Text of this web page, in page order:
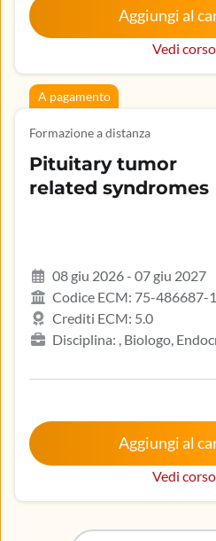
Aggiungi al
Vedi corso
A pagamento
Formazione a distanza
Pituitary tumor
related syndromes
08 giu 2026 - 07 giu 2027
Codice ECM: 75-486687-1
Crediti ECM: 5.0
Disciplina: , Biologo,
ostetricia, Infermiere,
Iscritto nell’elenco speciale ad
Malattie metaboliche e
interna, Oncologia, Pediatria,
libera scelta), Tecnico
Aggiungi al
Vedi corso